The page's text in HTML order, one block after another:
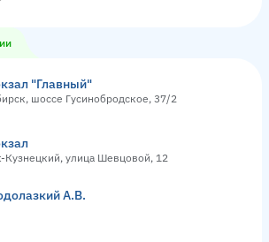
"Главный"
шоссе Гусинобродское, 37/2
Кузнецкий, улица Шевцовой, 12
А.В.